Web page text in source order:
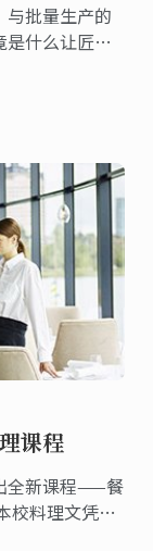
批量生产的
什么让匠人
课程
全新课程——餐
校料理文凭且